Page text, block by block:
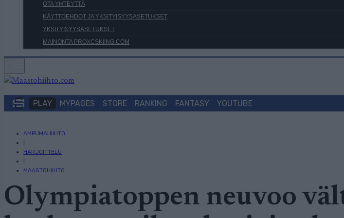
OTA YHTEYTTÄ
KÄYTTÖEHDOT JA YKSITYISYYSASETUKSET
YKSITYISYYSASETUKSET
MAINONTA PROXCSKIING.COM
PLAY MYPAGES STORE RANKING FANTASY YOUTUBE
AMPUMAHIIHTO
HARJOITTELU
MAASTOHIIHTO
Olympiatoppen neuvoo